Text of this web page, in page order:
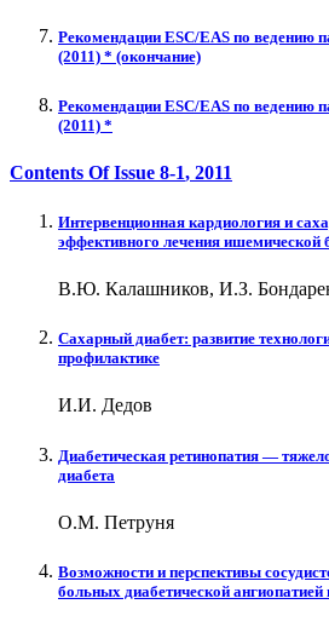
Рекомендации ESC/EAS по ведению
(2011) * (окончание)
Рекомендации ESC/EAS по ведению
(2011) *
Contents Of Issue 8-1, 2011
Интервенционная кардиология и
эффективного лечения ишемической
В.Ю. Калашников, И.З.
Сахарный диабет: развитие
профилактике
И.И. Дедов
Диабетическая ретинопатия —
диабета
О.М. Петруня
Возможности и перспективы
больных диабетической ангиопатией